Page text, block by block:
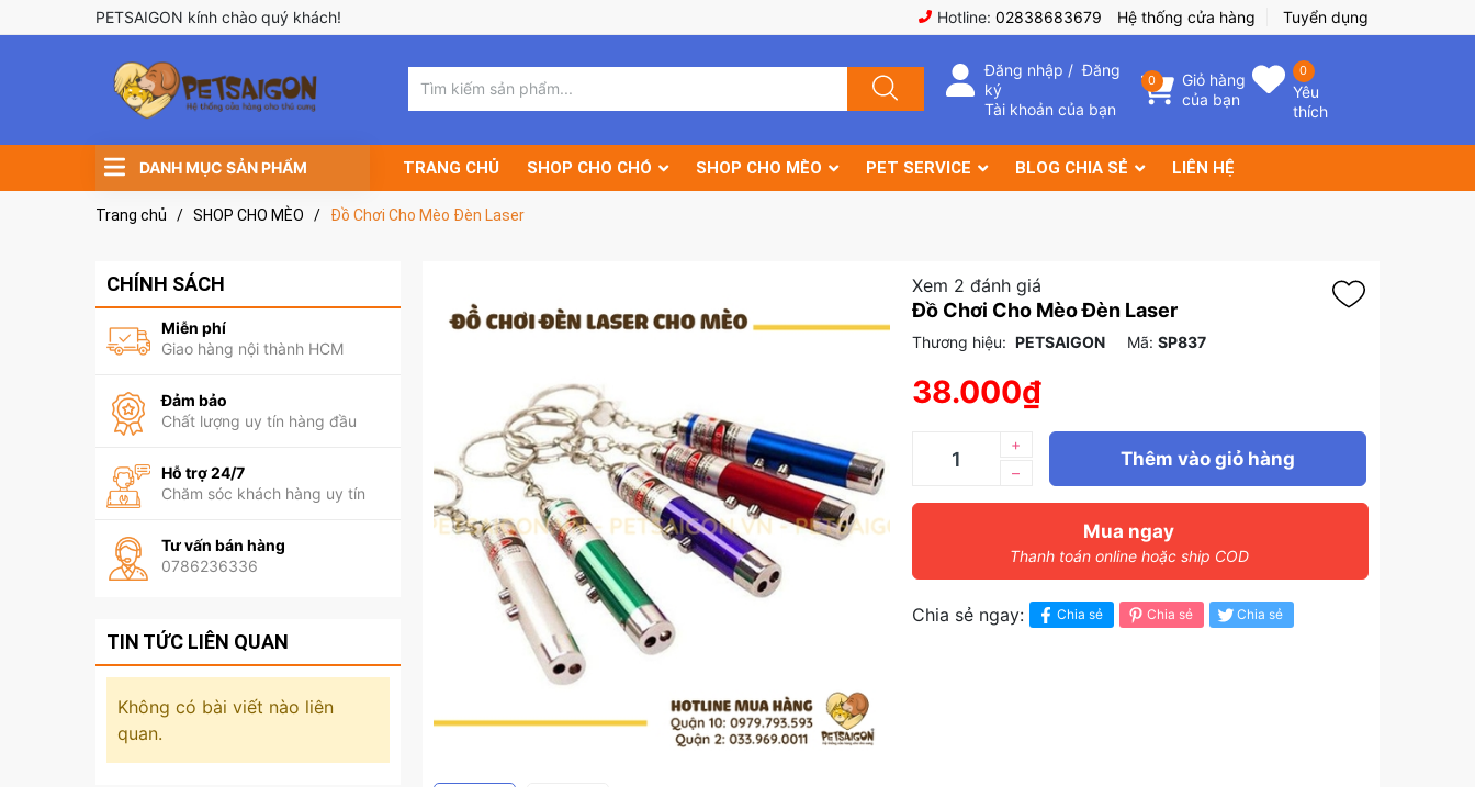
PETSAIGON kính chào quý khách! Hotline: 02838683679 Hệ thống cửa hàng Tuyển dụng
Đăng nhập /Đăng
ký
Tài khoản của bạn
0
Giỏ hàng
của bạn
0
Yêu
thích
DANH MỤC SẢN PHẨM TRANG CHỦ SHOP CHO CHÓ SHOP CHO MÈO PET SERVICE BLOG CHIA SẺ LIÊN HỆ
Trang chủ / SHOP CHO MÈO / Đồ Chơi Cho Mèo Đèn Laser
Xem 2 đánh giá
Đồ Chơi Cho Mèo Đèn Laser
Thương hiệu: PETSAIGON Mã: SP837
38.000₫
–
+
Thêm vào giỏ hàng
Mua ngay
Thanh toán online hoặc ship COD
Chia sẻ ngay: Chia sẻ Chia sẻ Chia sẻ
CHÍNH SÁCH
Miễn phí
Giao hàng nội thành HCM
Đảm bảo
Chất lượng uy tín hàng đầu
Hỗ trợ 24/7
Chăm sóc khách hàng uy tín
Tư vấn bán hàng
0786236336
TIN TỨC LIÊN QUAN
Không có bài viết nào liên
quan.